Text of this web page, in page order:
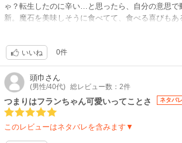
ゃ？転生したのに辛い…と思ったら、自分の意思で
新。魔石を美味しそうに食べてて、食べる喜びもあ
ました。フランちゃんと出会えて良かったですね。
う姿がカッコイイ。純粋な良い子で応援したくな
ゃんの師匠で保護者でもある剣(師匠)がフランちゃ
たりご飯つくったり頭わしゃわしゃして褒めたりオ
の絆にほっこりします。
いいね 0件
頭巾 さん
(男性/40代) 総レビュー数：2件
つまりはフランちゃん可愛いってことさ ネタバ
このレビューはネタバレを含みます▼